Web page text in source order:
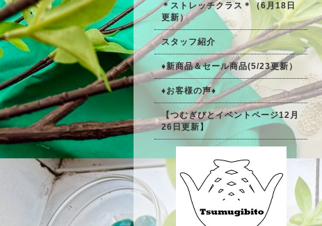
＊ストレッチクラス＊（6月18日
更新）
スタッフ紹介
♦新商品＆セール商品(5/23更新）
♦お客様の声♦
【つむぎびとイベントページ12月
26日更新】